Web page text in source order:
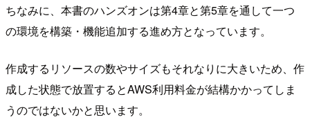
ちなみに、本書のハンズオンは第4章と第5章を通して一つ
の環境を構築・機能追加する進め方となっています。
作成するリソースの数やサイズもそれなりに大きいため、作
成した状態で放置するとAWS利用料金が結構かかってしま
うのではないかと思います。